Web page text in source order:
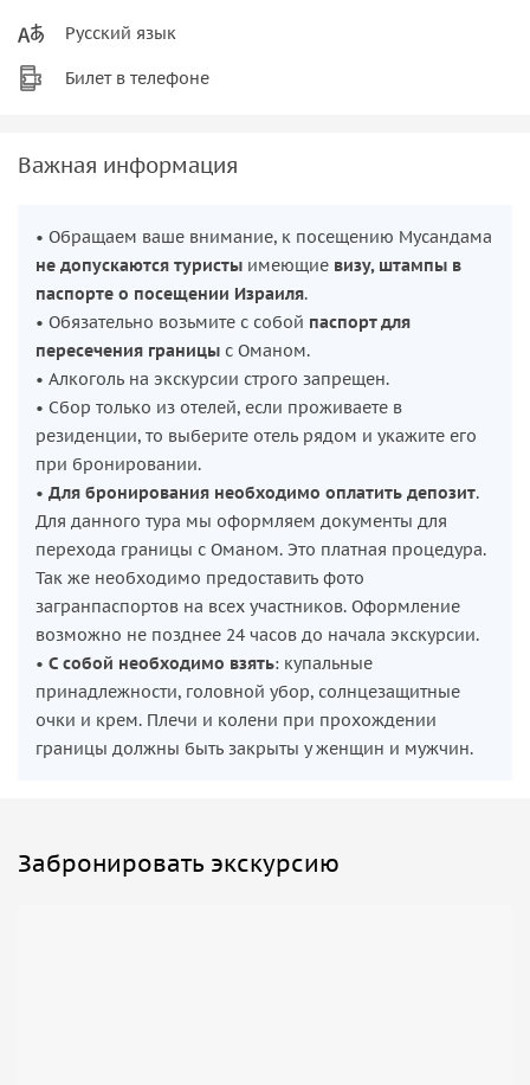
Русский язык
Билет в телефоне
Важная информация
• Обращаем ваше внимание, к посещению Мусандама
не допускаются туристы имеющие визу, штампы в
паспорте о посещении Израиля.
• Обязательно возьмите с собой паспорт для
пересечения границы с Оманом.
• Алкоголь на экскурсии строго запрещен.
• Сбор только из отелей, если проживаете в
резиденции, то выберите отель рядом и укажите его
при бронировании.
• Для бронирования необходимо оплатить депозит.
Для данного тура мы оформляем документы для
перехода границы с Оманом. Это платная процедура.
Так же необходимо предоставить фото
загранпаспортов на всех участников. Оформление
возможно не позднее 24 часов до начала экскурсии.
• С собой необходимо взять: купальные
принадлежности, головной убор, солнцезащитные
очки и крем. Плечи и колени при прохождении
границы должны быть закрыты у женщин и мужчин.
Забронировать экскурсию